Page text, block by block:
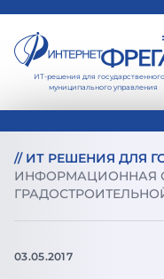
ИТ-решения для
муниципального управления
// ИТ РЕШЕНИЯ ДЛЯ
ИНФОРМАЦИОННАЯ
03.05.2017